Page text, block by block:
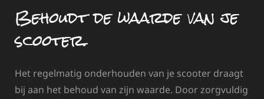
Behoudt de waarde van je
scooter.
Het regelmatig onderhouden van je scooter draagt
bij aan het behoud van zijn waarde. Door zorgvuldig